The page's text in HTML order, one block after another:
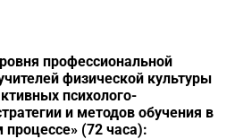
профессиональной
чителей физической культуры
психолого-
и методов обучения в
процессе» (72 часа):